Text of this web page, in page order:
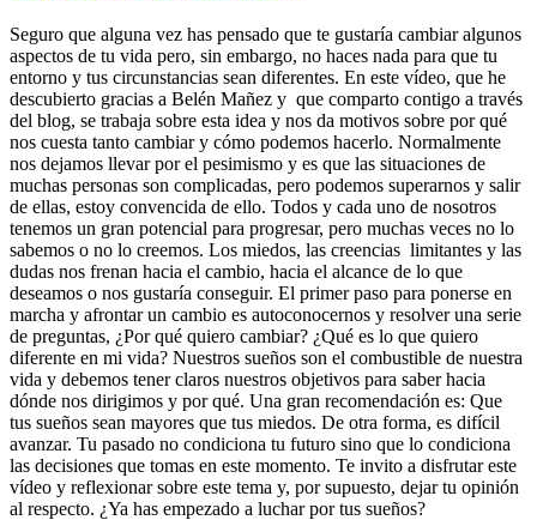
Seguro que alguna vez has pensado que te gustaría cambiar algunos
aspectos de tu vida pero, sin embargo, no haces nada para que tu
entorno y tus circunstancias sean diferentes. En este vídeo, que he
descubierto gracias a Belén Mañez y que comparto contigo a través
del blog, se trabaja sobre esta idea y nos da motivos sobre por qué
nos cuesta tanto cambiar y cómo podemos hacerlo. Normalmente
nos dejamos llevar por el pesimismo y es que las situaciones de
muchas personas son complicadas, pero podemos superarnos y salir
de ellas, estoy convencida de ello. Todos y cada uno de nosotros
tenemos un gran potencial para progresar, pero muchas veces no lo
sabemos o no lo creemos. Los miedos, las creencias limitantes y las
dudas nos frenan hacia el cambio, hacia el alcance de lo que
deseamos o nos gustaría conseguir. El primer paso para ponerse en
marcha y afrontar un cambio es autoconocernos y resolver una serie
de preguntas, ¿Por qué quiero cambiar? ¿Qué es lo que quiero
diferente en mi vida? Nuestros sueños son el combustible de nuestra
vida y debemos tener claros nuestros objetivos para saber hacia
dónde nos dirigimos y por qué. Una gran recomendación es: Que
tus sueños sean mayores que tus miedos. De otra forma, es difícil
avanzar. Tu pasado no condiciona tu futuro sino que lo condiciona
las decisiones que tomas en este momento. Te invito a disfrutar este
vídeo y reflexionar sobre este tema y, por supuesto, dejar tu opinión
al respecto. ¿Ya has empezado a luchar por tus sueños?